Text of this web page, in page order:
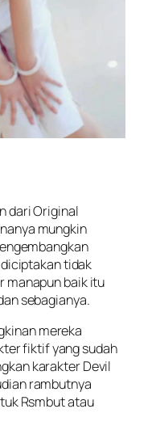
dari Original
mungkin
tidak
manapun baik itu
sebagianya.
mereka
fiktif yang sudah
karakter Devil
rambutnya
Rsmbut atau